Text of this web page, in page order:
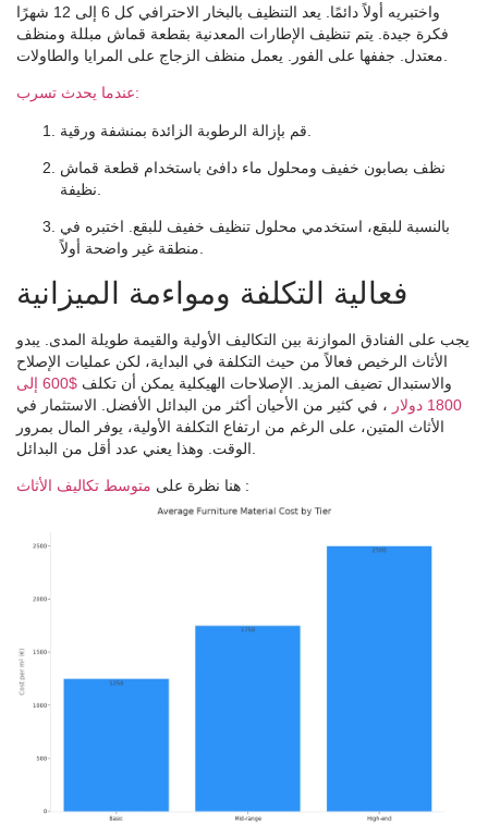
واختبريه أولاً دائمًا. يعد التنظيف بالبخار الاحترافي كل 6 إلى 12 شهرًا
فكرة جيدة. يتم تنظيف الإطارات المعدنية بقطعة قماش مبللة ومنظف
عندما يحدث تسرب:
نظف بصابون خفيف ومحلول ماء دافئ باستخدام قطعة قماش
بالنسبة للبقع، استخدمي محلول تنظيف خفيف للبقع. اختبره في
منطقة غير واضحة أولاً.
فعالية التكلفة ومواءمة الميزانية
يجب على الفنادق الموازنة بين التكاليف الأولية والقيمة طويلة المدى. يبدو
الأثاث الرخيص فعالاً من حيث التكلفة في البداية، لكن عمليات الإصلاح
والاستبدال تضيف المزيد. الإصلاحات الهيكلية يمكن أن تكلف
$600 إلى
1800 دولار
، في كثير من الأحيان أكثر من البدائل الأفضل. الاستثمار في
الأثاث المتين، على الرغم من ارتفاع التكلفة الأولية، يوفر المال بمرور
هنا نظرة على :